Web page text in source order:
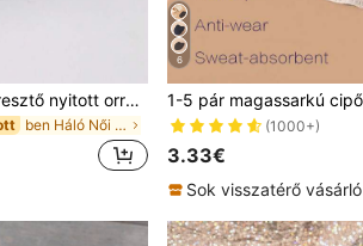
Női hálós, légáteresztő nyitott orrú magas sarkú szandál, sokoldalú minimalista nyári új masnis tűsarukos papucs, fekete csipke, elegáns és stílusos
ben Háló Női szandál
6
(1000+)
3.33€
Sok visszatérő vásárló